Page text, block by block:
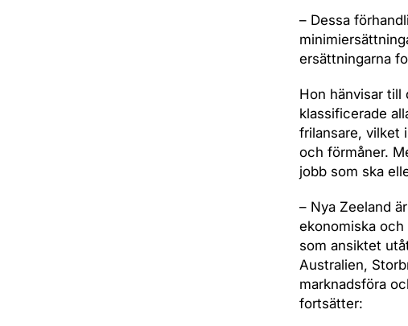
– Dessa
ersättningarna
Hon hänvisar till
klassificerade
frilansare, vilket
och förmåner.
jobb som ska
– Nya Zeeland
ekonomiska
som ansiktet
Australien,
marknadsföra
fortsätter: